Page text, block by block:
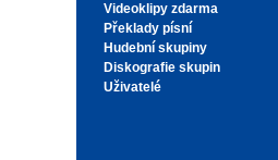
Videoklipy zdarma
Překlady písní
Hudební skupiny
Diskografie skupin
Uživatelé